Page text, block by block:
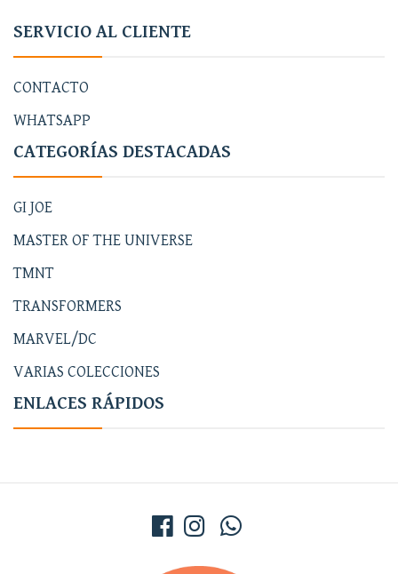
SERVICIO AL CLIENTE
CONTACTO
WHATSAPP
CATEGORÍAS DESTACADAS
GI JOE
MASTER OF THE UNIVERSE
TMNT
TRANSFORMERS
MARVEL/DC
VARIAS COLECCIONES
ENLACES RÁPIDOS